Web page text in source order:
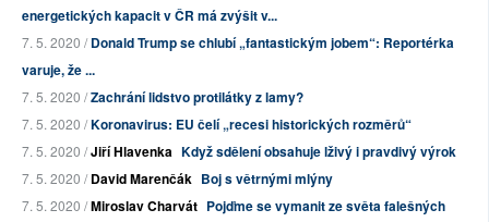
energetických kapacit v ČR má zvýšit v...
7. 5. 2020 /Donald Trump se chlubí „fantastickým jobem“: Reportérka
varuje, že ...
7. 5. 2020 /Zachrání lidstvo protilátky z lamy?
7. 5. 2020 /Koronavirus: EU čelí „recesi historických rozměrů“
7. 5. 2020 /Jiří Hlavenka Když sdělení obsahuje lživý i pravdivý výrok
7. 5. 2020 /David Marenčák Boj s větrnými mlýny
7. 5. 2020 /Miroslav Charvát Pojďme se vymanit ze světa falešných